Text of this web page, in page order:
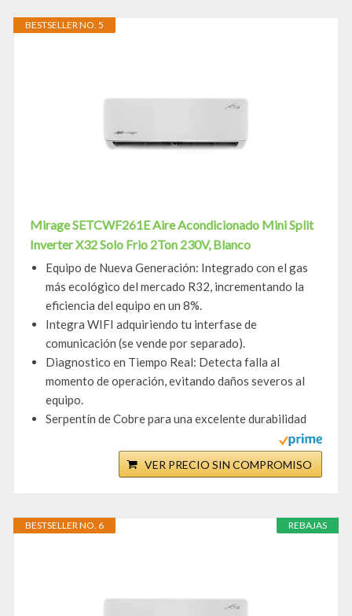
BESTSELLER NO. 5
Mirage SETCWF261E Aire Acondicionado Mini Split
Inverter X32 Solo Frio 2Ton 230V, Blanco
Equipo de Nueva Generación: Integrado con el gas
más ecológico del mercado R32, incrementando la
eficiencia del equipo en un 8%.
Integra WIFI adquiriendo tu interfase de
comunicación (se vende por separado).
Diagnostico en Tiempo Real: Detecta falla al
momento de operación, evitando daños severos al
equipo.
Serpentín de Cobre para una excelente durabilidad
VER PRECIO SIN COMPROMISO
REBAJAS
BESTSELLER NO. 6